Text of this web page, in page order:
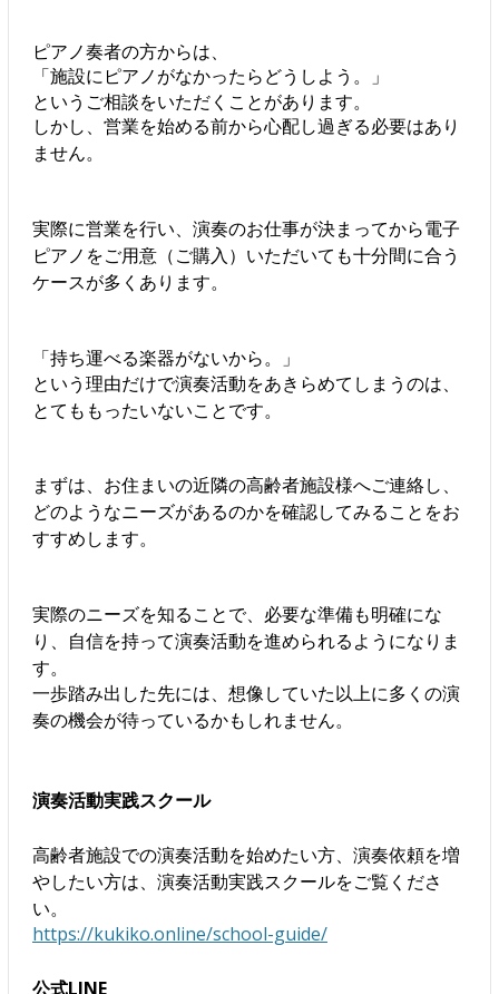
ピアノ奏者の方からは、
「施設にピアノがなかったらどうしよう。」
というご相談をいただくことがあります。
しかし、営業を始める前から心配し過ぎる必要はあり
ません。
実際に営業を行い、演奏のお仕事が決まってから電子
ピアノをご用意（ご購入）いただいても十分間に合う
ケースが多くあります。
「持ち運べる楽器がないから。」
という理由だけで演奏活動をあきらめてしまうのは、
とてももったいないことです。
まずは、お住まいの近隣の高齢者施設様へご連絡し、
どのようなニーズがあるのかを確認してみることをお
すすめします。
実際のニーズを知ることで、必要な準備も明確にな
り、自信を持って演奏活動を進められるようになりま
す。
一歩踏み出した先には、想像していた以上に多くの演
奏の機会が待っているかもしれません。
演奏活動実践スクール
高齢者施設での演奏活動を始めたい方、演奏依頼を増
やしたい方は、演奏活動実践スクールをご覧くださ
い。
https://kukiko.online/school-guide/
公式LINE